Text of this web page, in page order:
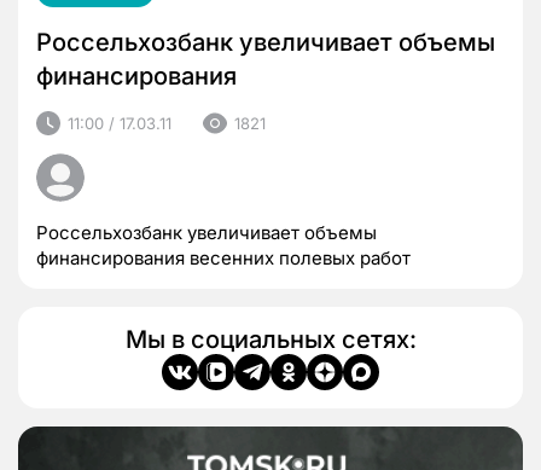
Россельхозбанк увеличивает объемы
финансирования
11:00 / 17.03.11 1821
Россельхозбанк увеличивает объемы
финансирования весенних полевых работ
Мы в социальных сетях: